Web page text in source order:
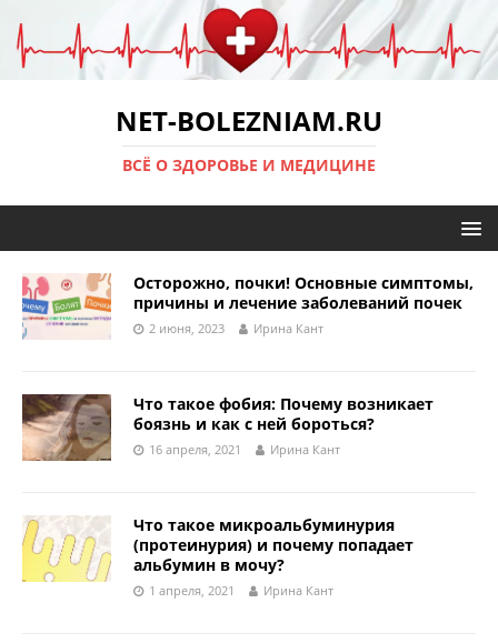
NET-BOLEZNIAM.RU
ВСЁ О ЗДОРОВЬЕ И МЕДИЦИНЕ
Осторожно, почки! Основные симптомы,
причины и лечение заболеваний почек
2 июня, 2023 Ирина Кант
Что такое фобия: Почему возникает
боязнь и как с ней бороться?
16 апреля, 2021 Ирина Кант
Что такое микроальбуминурия
(протеинурия) и почему попадает
альбумин в мочу?
1 апреля, 2021 Ирина Кант